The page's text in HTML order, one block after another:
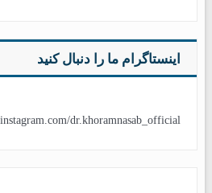
اینستاگرام ما را دنبال کنید
dr.khoramnasab_official